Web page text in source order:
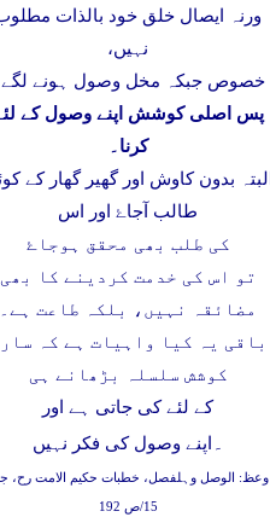
ورنہ ایصال خلق خود بالذات
نہیں،
خصوص جبکہ مخل وصول ہونے
پس اصلی کوشش اپنے وصول کے
کرنا۔
البتہ بدون کاوش اور گھیر گھار کے
طالب آجاۓ اور اس
کی طلب بھی محقق ہوجاۓ
تو اس کی خدمت کردینے کا بھی
مضائقہ نہیں، بلکہ طاعت ہے۔
باقی یہ کیا واہیات ہے کہ
کوشش سلسلہ بڑھانے ہی
کے لئے کی جاتی ہے اور
اپنے وصول کی فکر نہیں ۔
وعظ: الوصل وہلفصل، خطبات حکیم الامت رح،
15/ص 192